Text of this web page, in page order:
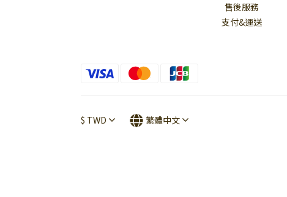
售後服務
支付&運送
$ TWD 繁體中文